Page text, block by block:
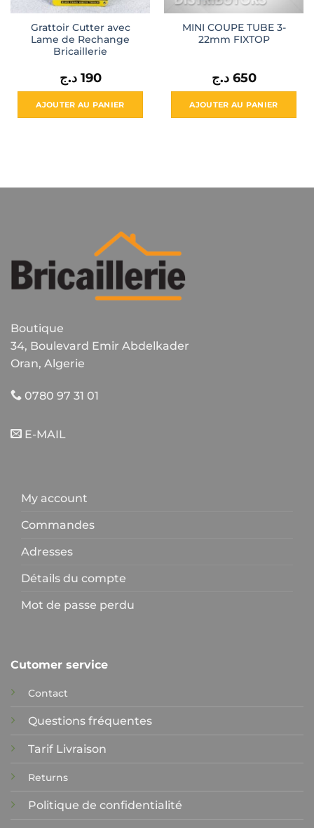
Grattoir Cutter avec
Lame de Rechange
Bricaillerie
190 د.ج
AJOUTER AU PANIER
MINI COUPE TUBE 3-
22mm FIXTOP
650 د.ج
AJOUTER AU PANIER
Boutique
34, Boulevard Emir Abdelkader
Oran, Algerie
0780 97 31 01
E-MAIL
My account
Commandes
Adresses
Détails du compte
Mot de passe perdu
Cutomer service
Contact
Questions fréquentes
Tarif Livraison
Returns
Politique de confidentialité